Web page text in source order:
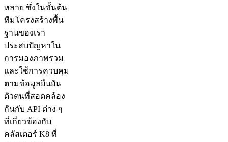
หลาย ซึ่งในขั้นต้น
ทีมโครงสร้างพื้น
ฐานของเรา
ประสบปัญหาใน
การมองภาพรวม
และใช้การควบคุม
ตามข้อมูลยืนยัน
ตัวตนที่สอดคล้อง
กันกับ API ต่าง ๆ
ที่เกี่ยวข้องกับ
คลัสเตอร์ K8 ที่